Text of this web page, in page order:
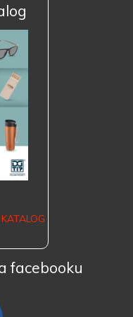
facebooku